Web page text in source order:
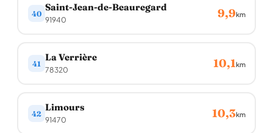
40
Saint-Jean-de-Beauregard
91940 9,9km
41
La Verrière
78320 10,1km
42
Limours
91470 10,3km